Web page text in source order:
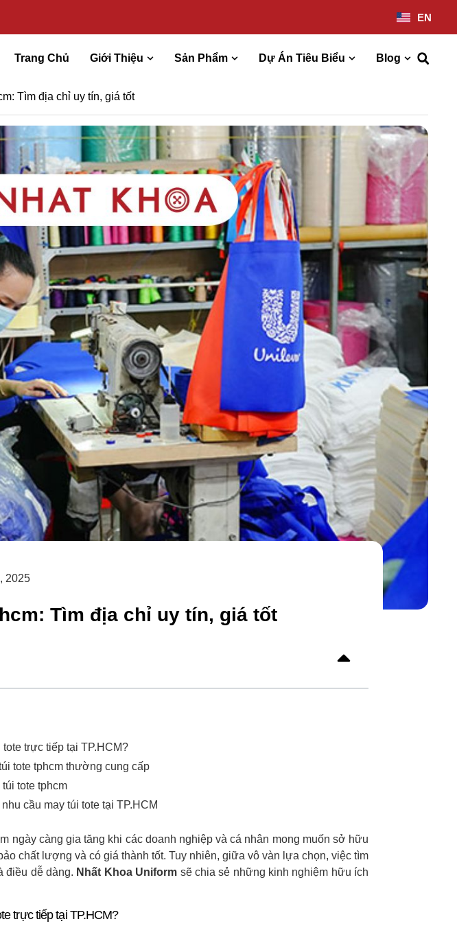
EN
Trang Chủ Giới Thiệu Sản Phẩm Dự Án Tiêu Biểu Blog
Tìm địa chỉ uy tín, giá tốt
2025
Tìm địa chỉ uy tín, giá tốt
trực tiếp tại TP.HCM?
tote tphcm thường cung cấp
tote tphcm
cầu may túi tote tại TP.HCM
ngày càng gia tăng khi các doanh nghiệp và cá nhân mong muốn sở hữu
chất lượng và có giá thành tốt. Tuy nhiên, giữa vô vàn lựa chọn, việc tìm
điều dễ dàng. Nhất Khoa Uniform sẽ chia sẻ những kinh nghiệm hữu ích
trực tiếp tại TP.HCM?